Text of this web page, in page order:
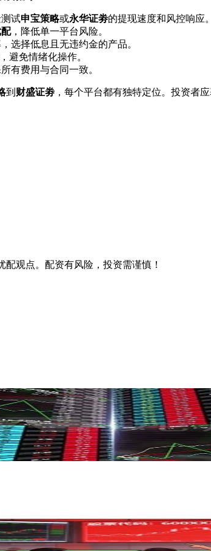
试申宝策略或永华证劵的提现速度和风控响应。
，降低单一平台风险。
选择低息且无违约金的产品。
避免情绪化操作。
有费用与合同一致。
到 财盛证劵 ，每个平台都有独特定位。投资者
观点。配资有风险，投资需谨慎！